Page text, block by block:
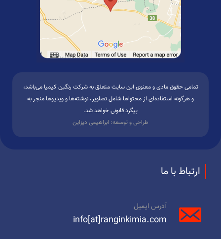
تمامی حقوق مادی و معنوی این سایت متعلق به شرکت رنگین کیمیا می‌باشد،
و هرگونه استفاده‌ای از محتواها شامل تصاویر، نوشته‌ها و ویدیوها منجر به
پیگرد قانونی خواهد شد.
طراحی و توسعه: ابراهیمی دیزاین
ارتباط با ما
آدرس ایمیل
info[at]ranginkimia.com